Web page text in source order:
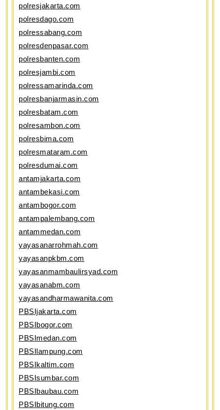
polresjakarta.com
polresdago.com
polressabang.com
polresdenpasar.com
polresbanten.com
polresjambi.com
polressamarinda.com
polresbanjarmasin.com
polresbatam.com
polresambon.com
polresbima.com
polresmataram.com
polresdumai.com
antamjakarta.com
antambekasi.com
antambogor.com
antampalembang.com
antammedan.com
yayasanarrohmah.com
yayasanpkbm.com
yayasanmambaulirsyad.com
yayasanabm.com
yayasandharmawanita.com
PBSIjakarta.com
PBSIbogor.com
PBSImedan.com
PBSIlampung.com
PBSIkaltim.com
PBSIsumbar.com
PBSIbaubau.com
PBSIbitung.com